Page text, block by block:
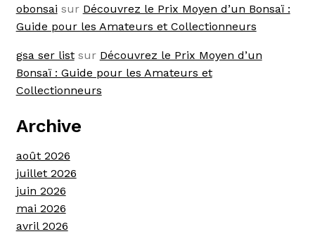
obonsai sur Découvrez le Prix Moyen d’un Bonsaï :
Guide pour les Amateurs et Collectionneurs
gsa ser listsur Découvrez le Prix Moyen d’un
Bonsaï : Guide pour les Amateurs et
Collectionneurs
Archive
août 2026
juillet 2026
juin 2026
mai 2026
avril 2026